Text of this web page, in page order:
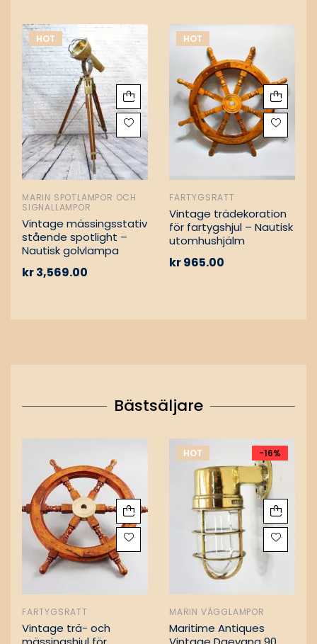
HOT
MARIN SPOTLAMPOR OCH
SIGNALLAMPOR
Vintage mässingsstativ
stående spotlight –
Nautisk golvlampa
kr3,569.00
HOT
FARTYGSRATT
Vintage trädekoration
för fartygshjul – Nautisk
utomhushjälm
kr965.00
Bästsäljare
FARTYGSRATT
Vintage trä- och
HOT -16%
MARIN VÄGGLAMPOR
Maritime Antiques